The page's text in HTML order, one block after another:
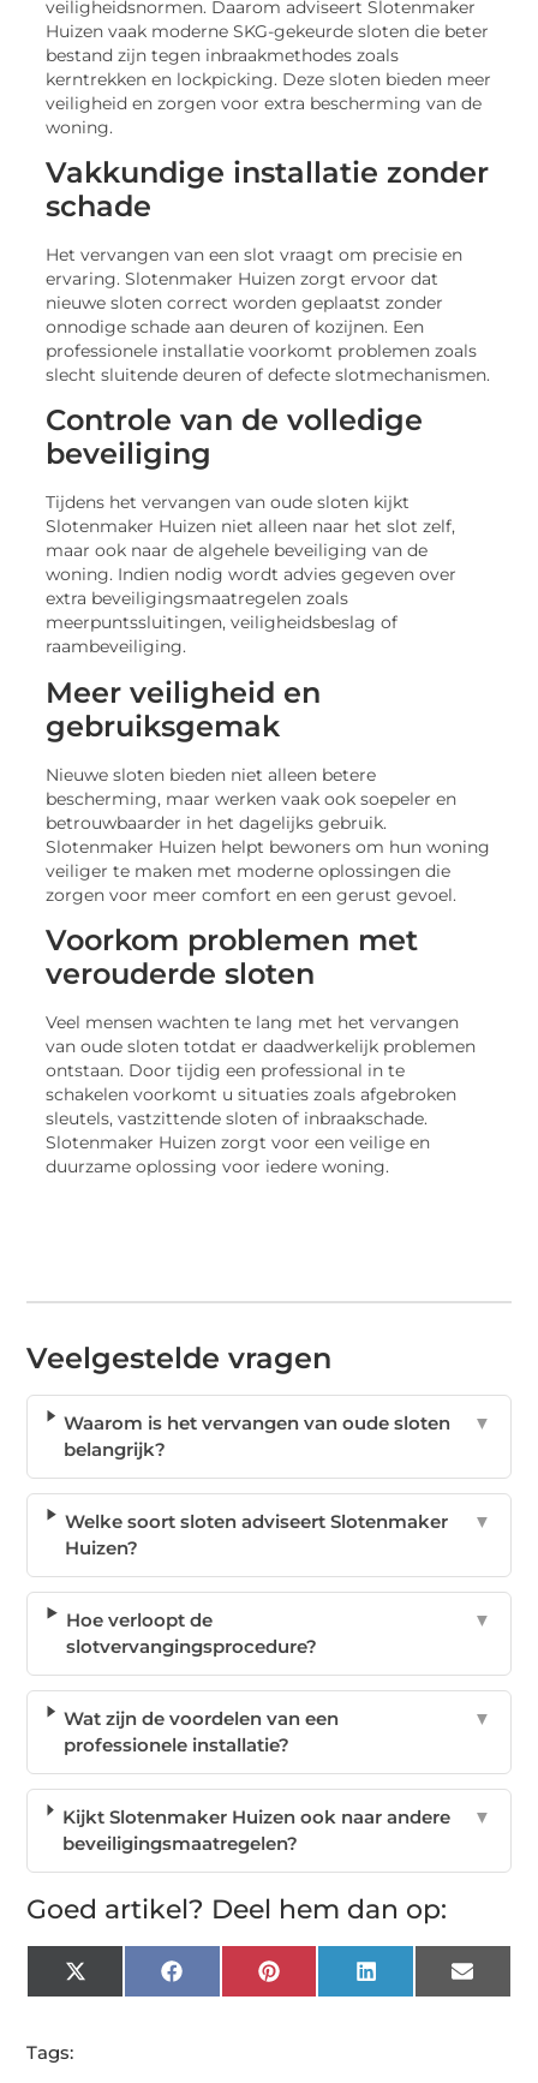
veiligheidsnormen. Daarom adviseert Slotenmaker
Huizen vaak moderne SKG-gekeurde sloten die beter
bestand zijn tegen inbraakmethodes zoals
kerntrekken en lockpicking. Deze sloten bieden meer
veiligheid en zorgen voor extra bescherming van de
woning.
Vakkundige installatie zonder
schade
Het vervangen van een slot vraagt om precisie en
ervaring. Slotenmaker Huizen zorgt ervoor dat
nieuwe sloten correct worden geplaatst zonder
onnodige schade aan deuren of kozijnen. Een
professionele installatie voorkomt problemen zoals
slecht sluitende deuren of defecte slotmechanismen.
Controle van de volledige
beveiliging
Tijdens het vervangen van oude sloten kijkt
Slotenmaker Huizen niet alleen naar het slot zelf,
maar ook naar de algehele beveiliging van de
woning. Indien nodig wordt advies gegeven over
extra beveiligingsmaatregelen zoals
meerpuntssluitingen, veiligheidsbeslag of
raambeveiliging.
Meer veiligheid en
gebruiksgemak
Nieuwe sloten bieden niet alleen betere
bescherming, maar werken vaak ook soepeler en
betrouwbaarder in het dagelijks gebruik.
Slotenmaker Huizen helpt bewoners om hun woning
veiliger te maken met moderne oplossingen die
zorgen voor meer comfort en een gerust gevoel.
Voorkom problemen met
verouderde sloten
Veel mensen wachten te lang met het vervangen
van oude sloten totdat er daadwerkelijk problemen
ontstaan. Door tijdig een professional in te
schakelen voorkomt u situaties zoals afgebroken
sleutels, vastzittende sloten of inbraakschade.
Slotenmaker Huizen zorgt voor een veilige en
duurzame oplossing voor iedere woning.
Veelgestelde vragen
Waarom is het vervangen van oude sloten
belangrijk?
▼
Welke soort sloten adviseert Slotenmaker
Huizen?
▼
Hoe verloopt de
slotvervangingsprocedure?
▼
Wat zijn de voordelen van een
professionele installatie?
▼
Kijkt Slotenmaker Huizen ook naar andere
beveiligingsmaatregelen?
▼
Goed artikel? Deel hem dan op:
X
(Twitter)
FacebookPinterest LinkedIn Email
Tags: